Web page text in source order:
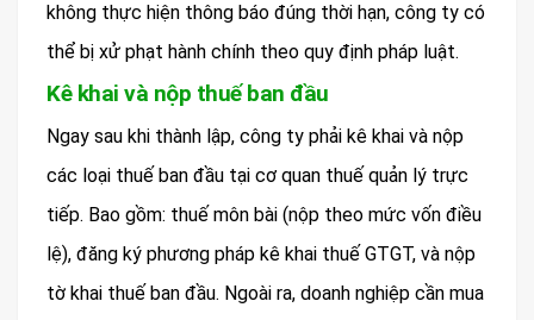
không thực hiện thông báo đúng thời hạn, công ty có
thể bị xử phạt hành chính theo quy định pháp luật.
Kê khai và nộp thuế ban đầu
Ngay sau khi thành lập, công ty phải kê khai và nộp
các loại thuế ban đầu tại cơ quan thuế quản lý trực
tiếp. Bao gồm: thuế môn bài (nộp theo mức vốn điều
lệ), đăng ký phương pháp kê khai thuế GTGT, và nộp
tờ khai thuế ban đầu. Ngoài ra, doanh nghiệp cần mua